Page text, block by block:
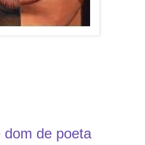
dom de poeta